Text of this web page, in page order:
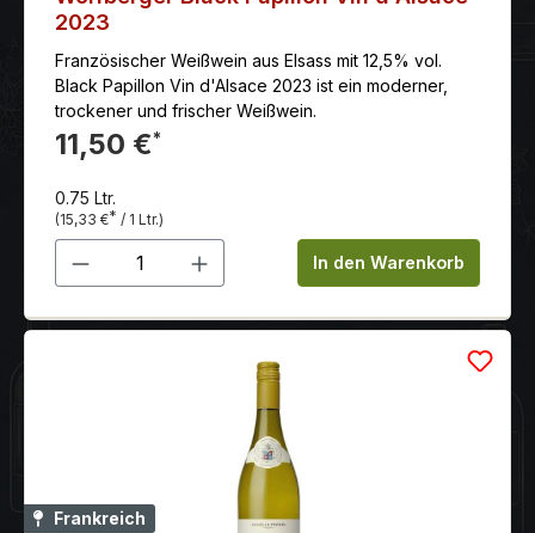
2023
Französischer Weißwein aus Elsass mit 12,5% vol.
Black Papillon Vin d'Alsace 2023 ist ein moderner,
trockener und frischer Weißwein.
11,50 €*
0.75 Ltr.
(15,33 €* / 1 Ltr.)
Produkt Anzahl: Gib denIn den Warenkorb
Frankreich